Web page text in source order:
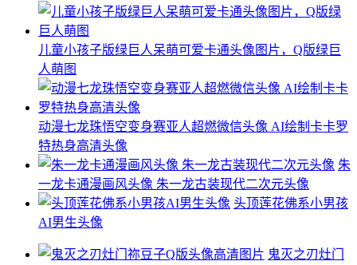
儿童小孩子版绿巨人呆萌可爱卡通头像图片，Q版绿巨
人萌图
动漫七龙珠悟空变身赛亚人超燃微信头像 AI绘制卡卡罗
特热身高清头像
朱
一龙卡通漫画风头像 朱一龙古装现代二次元头像
头顶莲花佛系小男孩
AI男生头像
鬼灭之刃灶门